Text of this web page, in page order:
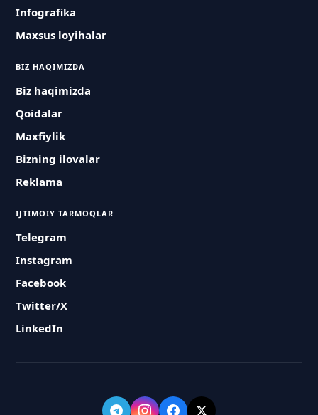
Infografika
Maxsus loyihalar
BIZ HAQIMIZDA
Biz haqimizda
Qoidalar
Maxfiylik
Bizning ilovalar
Reklama
IJTIMOIY TARMOQLAR
Telegram
Instagram
Facebook
Twitter/X
LinkedIn